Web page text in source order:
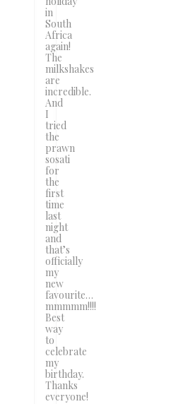
in
South
Africa
again!
The
milkshakes
are
incredible.
And
I
tried
the
prawn
sosati
for
the
first
time
last
night
and
that’s
officially
my
new
favourite…
mmmmm!!!!
Best
way
to
celebrate
my
birthday.
Thanks
everyone!